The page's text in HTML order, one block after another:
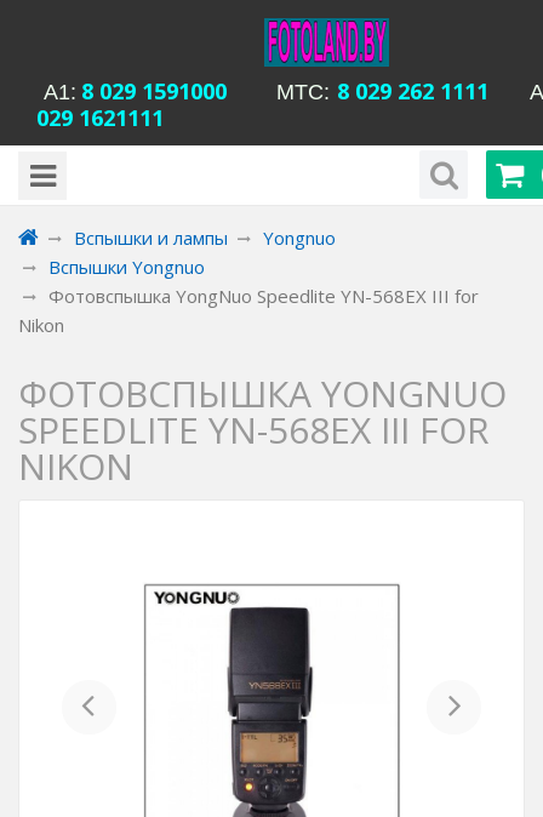
А1: 8 029 1591000 MTC: 8 029 262 1111
029 1621111
Время работы магазина Уманская 54:будни с 15-00 до 20-
13-00 до 18-00, вс вых
Вспышки и лампы
Yongnuo
Вспышки Yongnuo
Фотовспышка YongNuo Speedlite YN-568EX III for
Nikon
ФОТОВСПЫШКА YONGNUO
SPEEDLITE YN-568EX III FOR
NIKON